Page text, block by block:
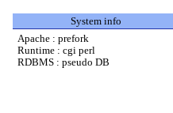
System info
Apache : prefork
Runtime : cgi perl
RDBMS : pseudo DB